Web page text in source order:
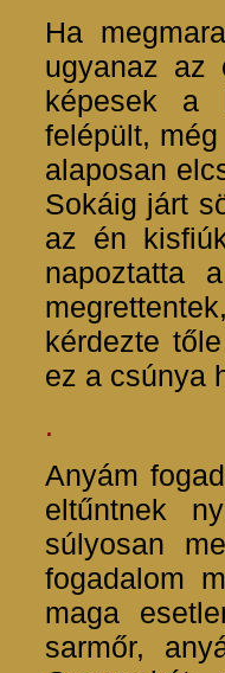
Ha
ugyanaz az
képesek a
felépült,
alaposan
Sokáig járt
az én
napoztatta
kérdezte
ez a csúnya
.
Anyám
eltűntnek
súlyosan
fogadalom
maga
sarmőr,